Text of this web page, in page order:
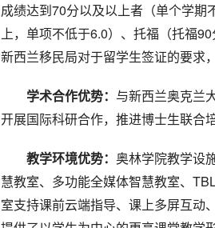
成绩达到70分以及以上者（单个学
上，单项不低于6.0）、托福（托福
新西兰移民局对于留学生签证的要求
学术合作优势： 与新西兰奥克兰
开展国际科研合作，推进博士生联合培
教学环境优势：奥林学院教学设
慧教室、多功能全媒体智慧教室、
室支持课前云端指导、课上多屏互动